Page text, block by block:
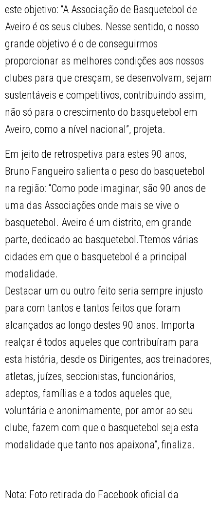
este objetivo: “A Associação de Basquetebol de
Aveiro é os seus clubes. Nesse sentido, o nosso
grande objetivo é o de conseguirmos
proporcionar as melhores condições aos nossos
clubes para que cresçam, se desenvolvam, sejam
sustentáveis e competitivos, contribuindo assim,
não só para o crescimento do basquetebol em
Aveiro, como a nível nacional”, projeta.
Em jeito de retrospetiva para estes 90 anos,
Bruno Fangueiro salienta o peso do basquetebol
na região: “Como pode imaginar, são 90 anos de
uma das Associações onde mais se vive o
basquetebol. Aveiro é um distrito, em grande
parte, dedicado ao basquetebol.Ttemos várias
cidades em que o basquetebol é a principal
modalidade.
Destacar um ou outro feito seria sempre injusto
para com tantos e tantos feitos que foram
alcançados ao longo destes 90 anos. Importa
realçar é todos aqueles que contribuíram para
esta história, desde os Dirigentes, aos treinadores,
atletas, juízes, seccionistas, funcionários,
adeptos, famílias e a todos aqueles que,
voluntária e anonimamente, por amor ao seu
clube, fazem com que o basquetebol seja esta
modalidade que tanto nos apaixona”, finaliza.
Nota: Foto retirada do Facebook oficial da